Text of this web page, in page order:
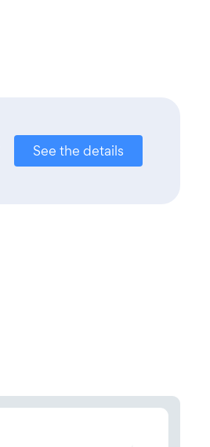
See the details